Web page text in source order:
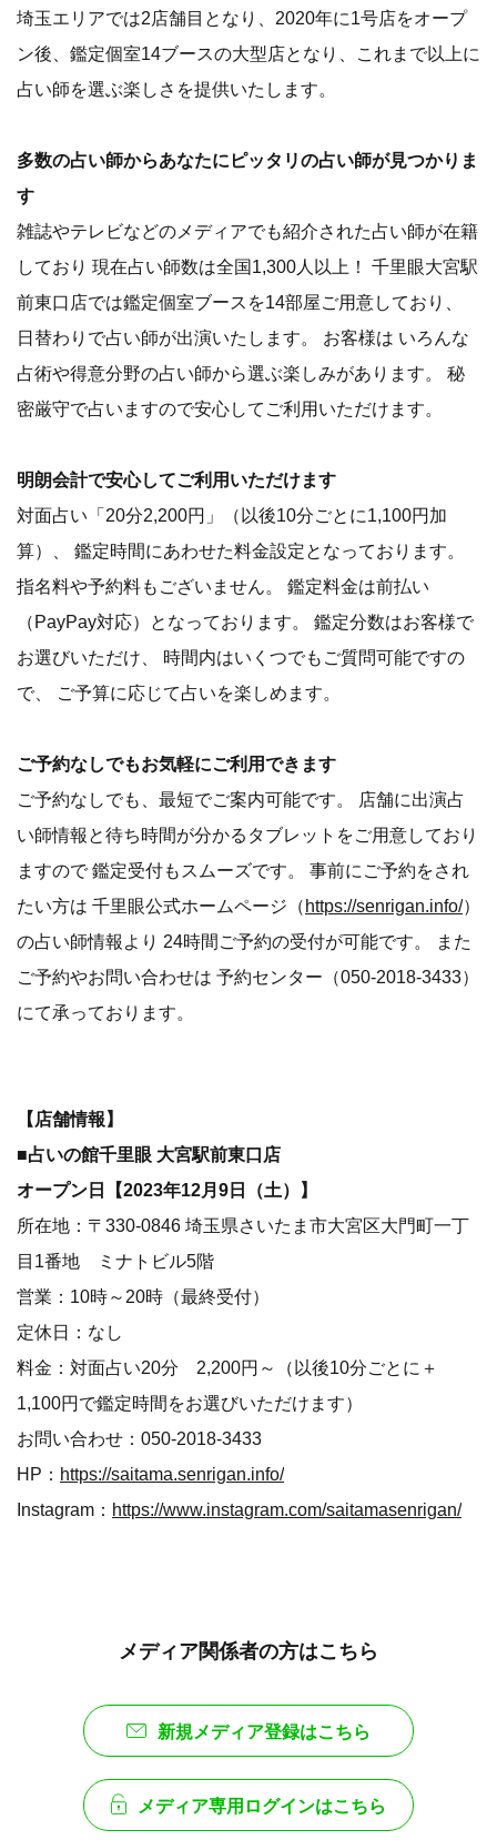
埼玉エリアでは2店舗目となり、2020年に1号店をオープ
ン後、鑑定個室14ブースの大型店となり、これまで以上に
占い師を選ぶ楽しさを提供いたします。
多数の占い師からあなたにピッタリの占い師が見つかりま
す
雑誌やテレビなどのメディアでも紹介された占い師が在籍
しており 現在占い師数は全国1,300人以上！ 千里眼大宮駅
前東口店では鑑定個室ブースを14部屋ご用意しており、
日替わりで占い師が出演いたします。 お客様は いろんな
占術や得意分野の占い師から選ぶ楽しみがあります。 秘
密厳守で占いますので安心してご利用いただけます。
明朗会計で安心してご利用いただけます
対面占い「20分2,200円」（以後10分ごとに1,100円加
算）、 鑑定時間にあわせた料金設定となっております。
指名料や予約料もございません。 鑑定料金は前払い
（PayPay対応）となっております。 鑑定分数はお客様で
お選びいただけ、 時間内はいくつでもご質問可能ですの
で、 ご予算に応じて占いを楽しめます。
ご予約なしでもお気軽にご利用できます
ご予約なしでも、最短でご案内可能です。 店舗に出演占
い師情報と待ち時間が分かるタブレットをご用意しており
ますので 鑑定受付もスムーズです。 事前にご予約をされ
たい方は 千里眼公式ホームページ（ https://senrigan.info/）
の占い師情報より 24時間ご予約の受付が可能です。 また
ご予約やお問い合わせは 予約センター（050-2018-3433）
にて承っております。
【店舗情報】
■占いの館千里眼 大宮駅前東口店
オープン日【2023年12月9日（土）】
所在地：〒330-0846 埼玉県さいたま市大宮区大門町一丁
目1番地 ミナトビル5階
営業：10時～20時（最終受付）
定休日：なし
料金：対面占い20分 2,200円～（以後10分ごとに＋
1,100円で鑑定時間をお選びいただけます）
お問い合わせ：050-2018-3433
HP： https://saitama.senrigan.info/
Instagram： https://www.instagram.com/saitamasenrigan/
メディア関係者の方はこちら
新規メディア登録はこちら
メディア専用ログインはこちら